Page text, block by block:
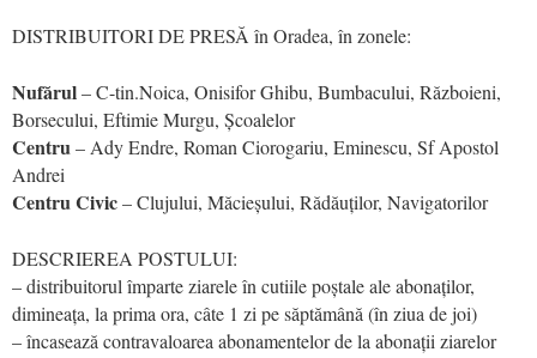
DISTRIBUITORI DE PRESĂ în Oradea, în zonele:
Nufărul– C-tin.Noica, Onisifor Ghibu, Bumbacului, Războieni,
Borsecului, Eftimie Murgu, Școalelor
Centru– Ady Endre, Roman Ciorogariu, Eminescu, Sf Apostol
Andrei
Centru Civic– Clujului, Măcieșului, Rădăuților, Navigatorilor
DESCRIEREA POSTULUI:
– distribuitorul împarte ziarele în cutiile poștale ale abonaților,
dimineața, la prima ora, câte 1 zi pe săptămână (în ziua de joi)
– încasează contravaloarea abonamentelor de la abonații ziarelor